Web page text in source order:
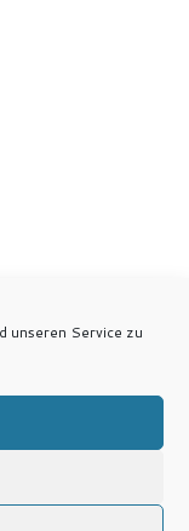
unseren Service zu